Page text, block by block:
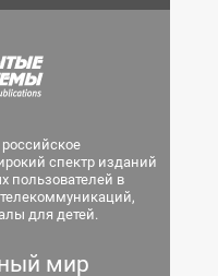
спектр изданий
пользователей в
для детей.
мир